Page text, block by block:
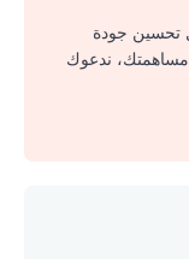
تحسين جودة
مساهمتك، ندعوك